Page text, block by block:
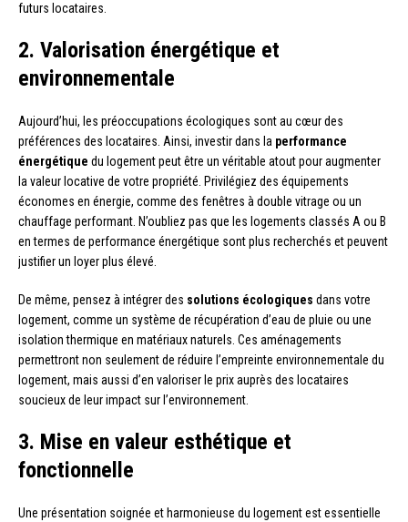
futurs locataires.
2. Valorisation énergétique et
environnementale
Aujourd’hui, les préoccupations écologiques sont au cœur des
préférences des locataires. Ainsi, investir dans la performance
énergétique du logement peut être un véritable atout pour augmenter
la valeur locative de votre propriété. Privilégiez des équipements
économes en énergie, comme des fenêtres à double vitrage ou un
chauffage performant. N’oubliez pas que les logements classés A ou B
en termes de performance énergétique sont plus recherchés et peuvent
justifier un loyer plus élevé.
De même, pensez à intégrer des solutions écologiques dans votre
logement, comme un système de récupération d’eau de pluie ou une
isolation thermique en matériaux naturels. Ces aménagements
permettront non seulement de réduire l’empreinte environnementale du
logement, mais aussi d’en valoriser le prix auprès des locataires
soucieux de leur impact sur l’environnement.
3. Mise en valeur esthétique et
fonctionnelle
Une présentation soignée et harmonieuse du logement est essentielle